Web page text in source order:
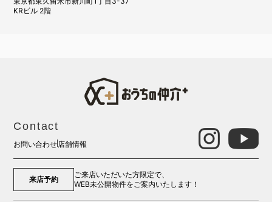
KRビル 2階
Contact
お問い合わせ店舗情報
来店予約
ご来店いただいた方限定で、
WEB未公開物件をご案内いたします！